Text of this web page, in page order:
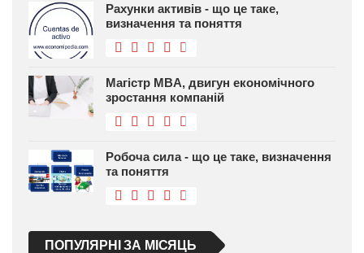
Рахунки активів - що це таке,
визначення та поняття
Магістр MBA, двигун економічного
зростання компаній
Робоча сила - що це таке, визначення
та поняття
ПОПУЛЯРНІ ЗА МІСЯЦЬ